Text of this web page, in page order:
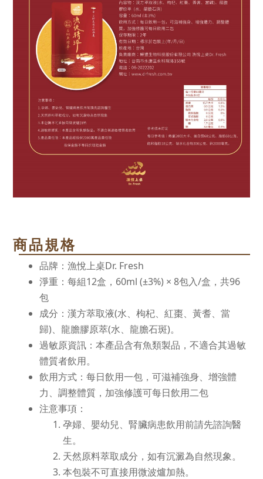
商品規格
品牌：漁悅上桌Dr. Fresh
淨重：每組12盒，60ml (±3%) × 8包入/盒，共96
包
成分：漢方萃取液(水、枸杞、紅棗、黃耆、當
歸)、龍膽膠原萃(水、龍膽石斑)。
過敏原資訊：本產品含有魚類製品，不適合其過敏
體質者飲用。
飲用方式：每日飲用一包，可滋補強身、增強體
力、調整體質，加強修護可每日飲用二包
注意事項：
孕婦、嬰幼兒、腎臟病患飲用前請先諮詢醫
生。
天然原料萃取成分，如有沉澱為自然現象。
本包裝不可直接用微波爐加熱。